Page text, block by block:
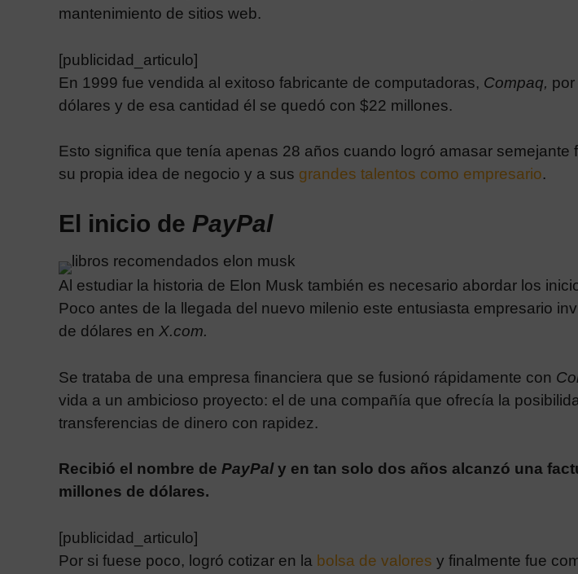
mantenimiento de sitios web.
[publicidad_articulo]
En 1999 fue vendida al exitoso fabricante de computadoras, Compaq,
dólares y de esa cantidad él se quedó con $22 millones.
Esto significa que tenía apenas 28 años cuando logró amasar semejante
su propia idea de negocio y a sus grandes talentos como empresario.
El inicio de PayPal
Al estudiar la historia de Elon Musk también es necesario abordar los
Poco antes de la llegada del nuevo milenio este entusiasta empresario
de dólares en X.com.
Se trataba de una empresa financiera que se fusionó rápidamente con
vida a un ambicioso proyecto: el de una compañía que ofrecía la
transferencias de dinero con rapidez.
Recibió el nombre de PayPaly en tan solo dos años alcanzó una
millones de dólares.
[publicidad_articulo]
Por si fuese poco, logró cotizar en la bolsa de valores y finalmente fue